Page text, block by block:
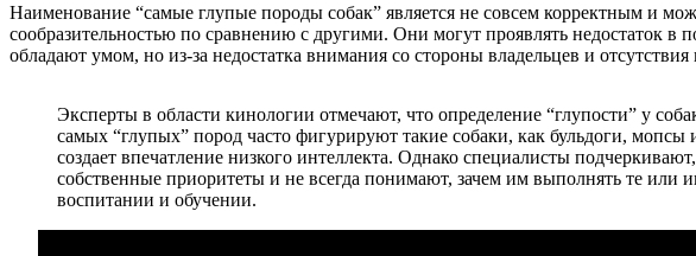
Наименование “самые глупые породы собак” является не совсем корректным и
сообразительностью по сравнению с другими. Они могут проявлять недостаток
обладают умом, но из-за недостатка внимания со стороны владельцев и
Эксперты в области кинологии отмечают, что определение “глупости” у
самых “глупых” пород часто фигурируют такие собаки, как бульдоги,
создает впечатление низкого интеллекта. Однако специалисты
собственные приоритеты и не всегда понимают, зачем им выполнять те
воспитании и обучении.